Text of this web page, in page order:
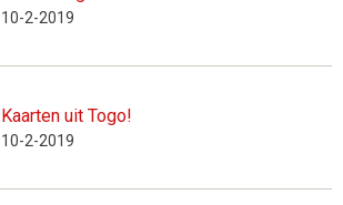
10-2-2019
Kaarten uit Togo!
10-2-2019